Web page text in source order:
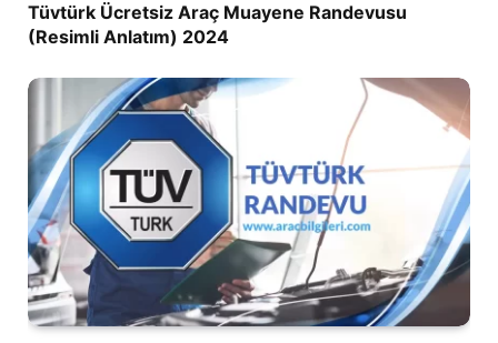
Tüvtürk Ücretsiz Araç Muayene Randevusu
(Resimli Anlatım) 2024